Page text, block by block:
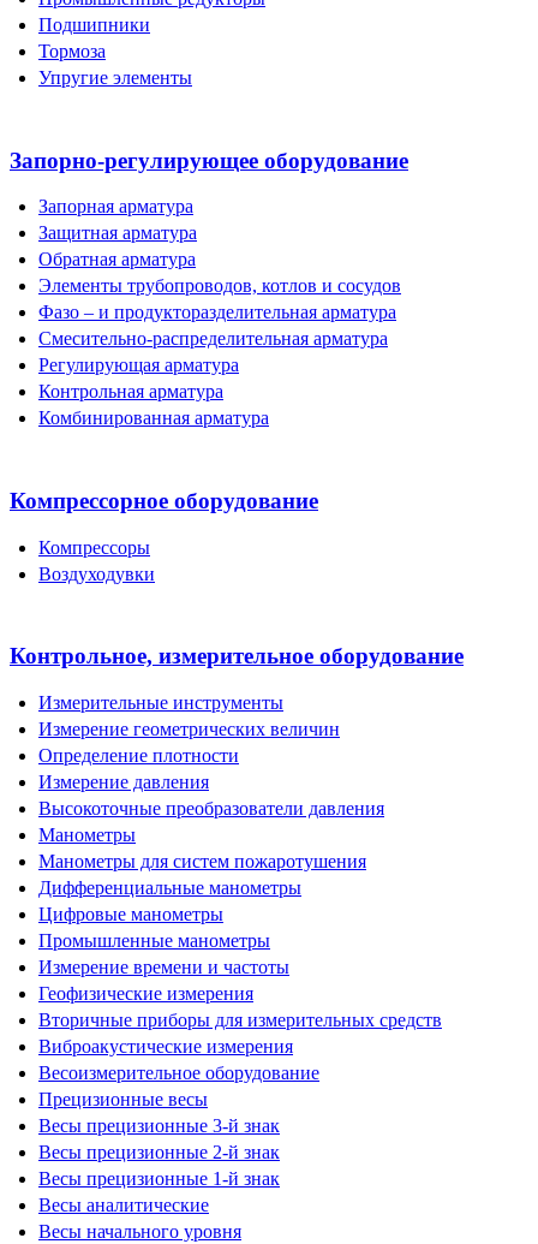
Подшипники
Тормоза
Упругие элементы
Запорно-регулирующее оборудование
Запорная арматура
Защитная арматура
Обратная арматура
Элементы трубопроводов, котлов и сосудов
Фазо – и продукторазделительная арматура
Смесительно-распределительная арматура
Регулирующая арматура
Контрольная арматура
Комбинированная арматура
Компрессорное оборудование
Компрессоры
Воздуходувки
Контрольное, измерительное оборудование
Измерительные инструменты
Измерение геометрических величин
Определение плотности
Измерение давления
Высокоточные преобразователи давления
Манометры
Манометры для систем пожаротушения
Дифференциальные манометры
Цифровые манометры
Промышленные манометры
Измерение времени и частоты
Геофизические измерения
Вторичные приборы для измерительных средств
Виброакустические измерения
Весоизмерительное оборудование
Прецизионные весы
Весы прецизионные 3-й знак
Весы прецизионные 2-й знак
Весы прецизионные 1-й знак
Весы аналитические
Весы начального уровня